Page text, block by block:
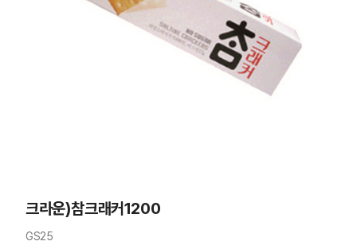
크라운)참크래커1200
GS25